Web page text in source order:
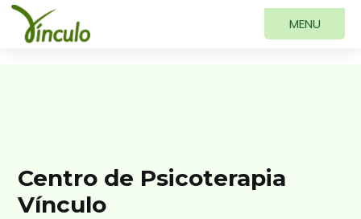
Centro de Psicoterapia
Vínculo